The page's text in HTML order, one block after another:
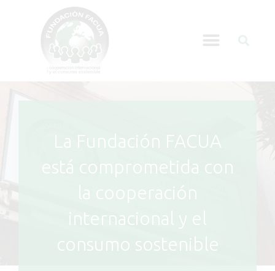
La Fundación FACUA
está comprometida con
la cooperación
internacional y el
consumo sostenible